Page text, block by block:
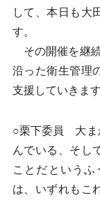
して、本日も大
す。
その開催を継
沿った衛生管理
支援していきます
○栗下委員 大ま
んでいる、そし
ことだという
は、いずれもこ